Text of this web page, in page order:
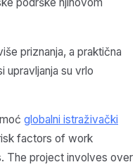
podrške njihovom
priznanja, a praktična
upravljanja su vrlo
globalni istraživački
factors of work
The project involves over